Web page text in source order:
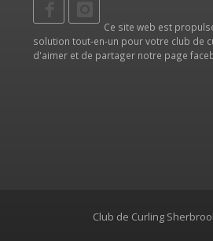
Ce site web est
solution tout-en-un pour votre club de
d'aimer et de partager notre page
Club de Curling